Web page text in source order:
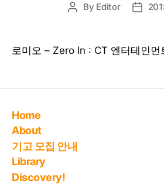
Post
By Editor
Post
로미오 – Zero In : CT 엔터테인먼
Home
About
기고 모집 안내
Library
Discovery!